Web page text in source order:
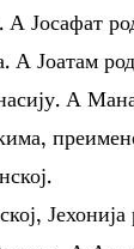
Јосафат
А Јоатам
А